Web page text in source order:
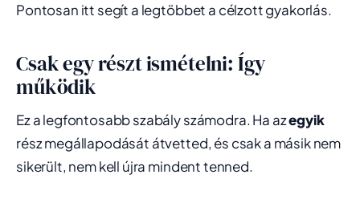
Pontosan itt segít a legtöbbet a célzott gyakorlás.
Csak egy részt ismételni: Így
működik
Ez a legfontosabb szabály számodra. Ha azegyik
rész megállapodását átvetted, és csak a másik nem
sikerült, nem kell újra mindent tenned.